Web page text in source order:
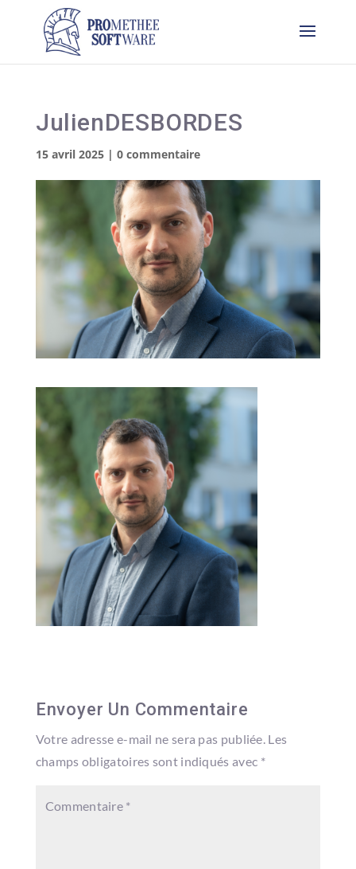
JulienDESBORDES
15 avril 2025| 0 commentaire
Envoyer Un Commentaire
Votre adresse e-mail ne sera pas publiée. Les
champs obligatoires sont indiqués avec *